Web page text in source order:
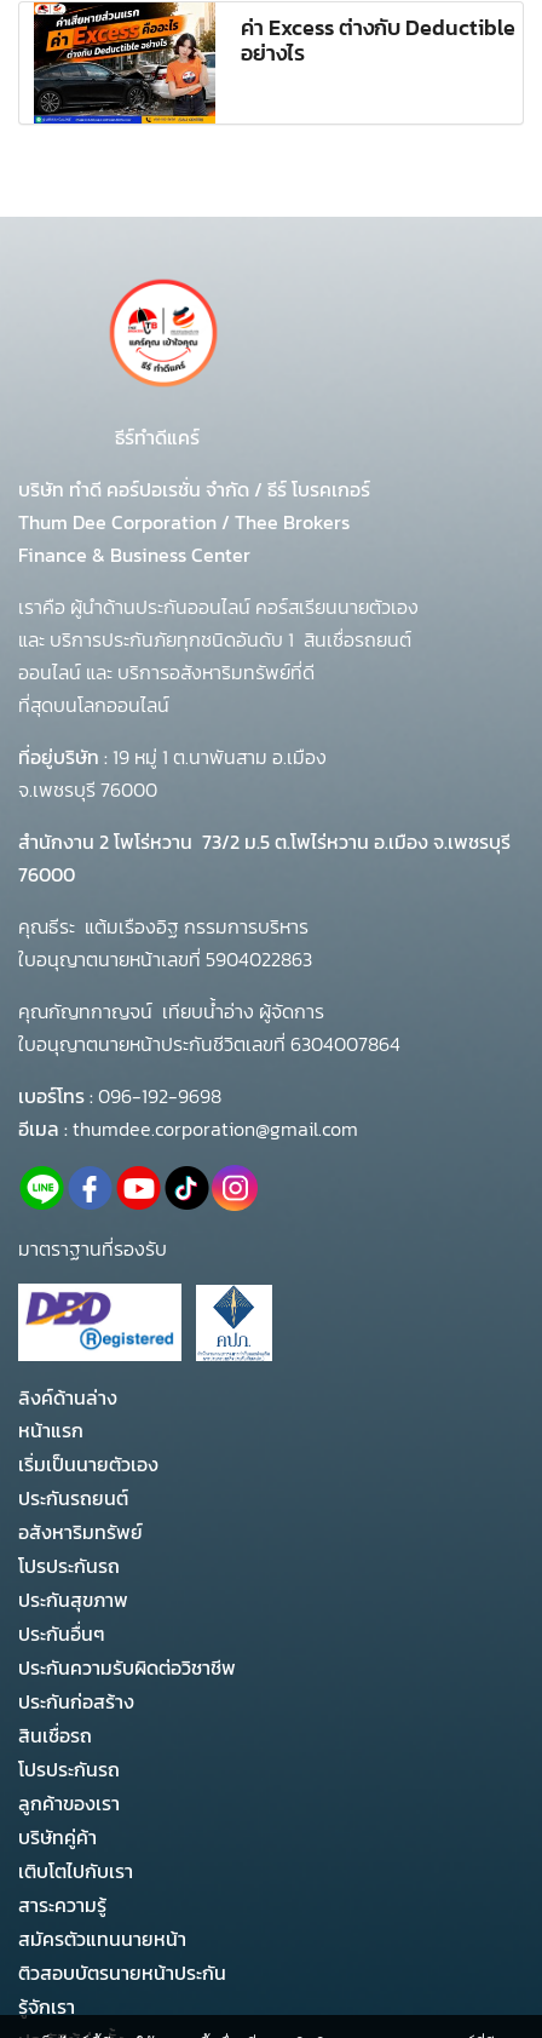
ค่า Excess ต่างกับ Deductible
อย่างไร
ธีร์ทำดีแคร์
บริษัท ทำดี คอร์ปอเรชั่น จำกัด / ธีร์ โบรคเกอร์
Thum Dee Corporation / Thee Brokers
Finance & Business Center
เราคือ ผู้นำด้านประกันออนไลน์ คอร์สเรียนนายตัวเอง
และ บริการประกันภัยทุกชนิดอันดับ 1 สินเชื่อรถยนต์
ออนไลน์ และ บริการอสังหาริมทรัพย์ที่ดี
ที่สุดบนโลกออนไลน์
ที่อยู่บริษัท : 19 หมู่ 1 ต.นาพันสาม อ.เมือง
จ.เพชรบุรี 76000
สำนักงาน 2 โพโร่หวาน 73/2 ม.5 ต.โพไร่หวาน อ.เมือง จ.เพชรบุรี
76000
คุณธีระ แต้มเรืองอิฐ กรรมการบริหาร
ใบอนุญาตนายหน้าเลขที่ 5904022863
คุณกัญทกาญจน์ เทียบน้ำอ่าง ผู้จัดการ
ใบอนุญาตนายหน้าประกันชีวิตเลขที่ 6304007864
เบอร์โทร :096-192-9698
อีเมล :thumdee.corporation@gmail.com
มาตราฐานที่รองรับ
ลิงค์ด้านล่าง
หน้าแรก
เริ่มเป็นนายตัวเอง
ประกันรถยนต์
อสังหาริมทรัพย์
โปรประกันรถ
ประกันสุขภาพ
ประกันอื่นๆ
ประกันความรับผิดต่อวิชาชีพ
ประกันก่อสร้าง
สินเชื่อรถ
โปรประกันรถ
ลูกค้าของเรา
บริษัทคู่ค้า
เติบโตไปกับเรา
สาระความรู้
สมัครตัวแทนนายหน้า
ติวสอบบัตรนายหน้าประกัน
รู้จักเรา